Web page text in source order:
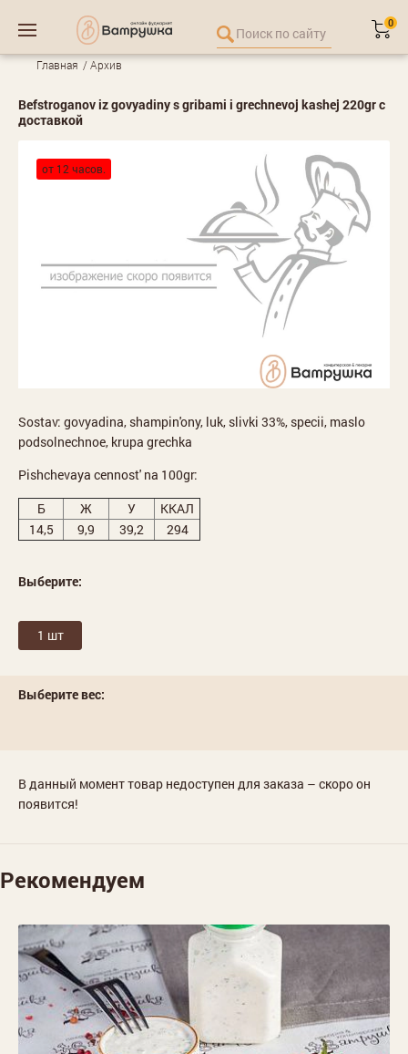
0
Главная Архив
Befstroganov iz govyadiny s gribami i grechnevoj kashej 220gr с
доставкой
от 12 часов.
Sostav: govyadina, shampin'ony, luk, slivki 33%, specii, maslo
podsolnechnoe, krupa grechka
Pishchevaya cennost' na 100gr:
Б
Ж У
ККАЛ
14,5
9,9 39,2 294
Выберите:
1 шт
Выберите вес:
В данный момент товар недоступен для заказа – скоро он
появится!
Рекомендуем